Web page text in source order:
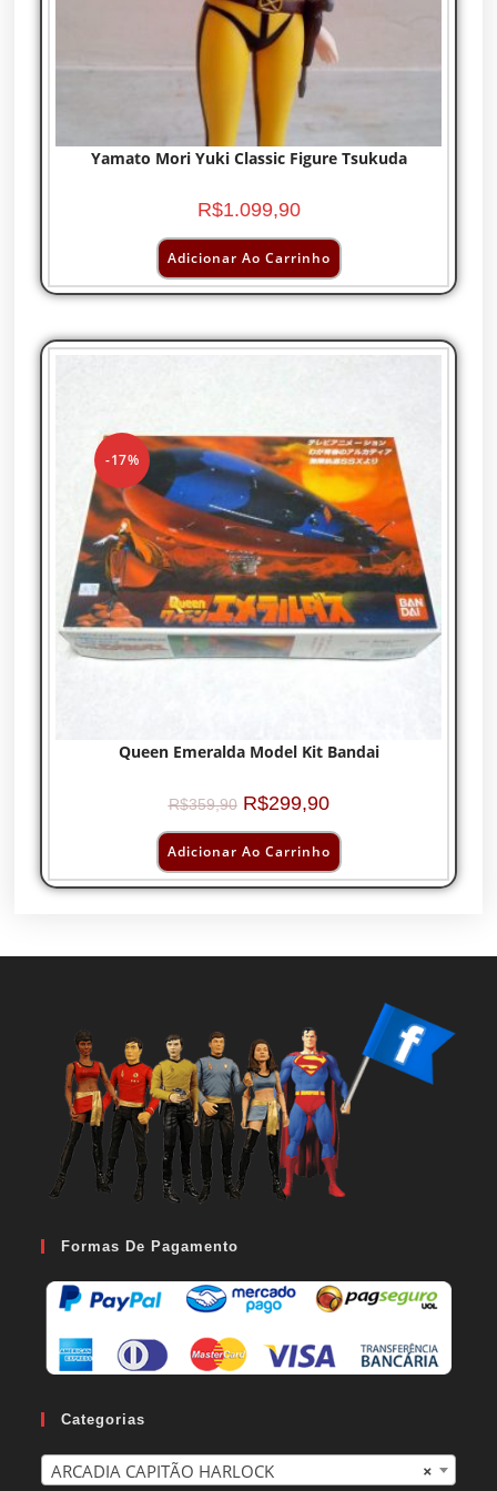
Yamato Mori Yuki Classic Figure Tsukuda
R$1.099,90
Adicionar Ao Carrinho
-17%
Queen Emeralda Model Kit Bandai
R$359,90 R$299,90
Adicionar Ao Carrinho
Formas De Pagamento
Categorias
×
ARCADIA CAPITÃO HARLOCK